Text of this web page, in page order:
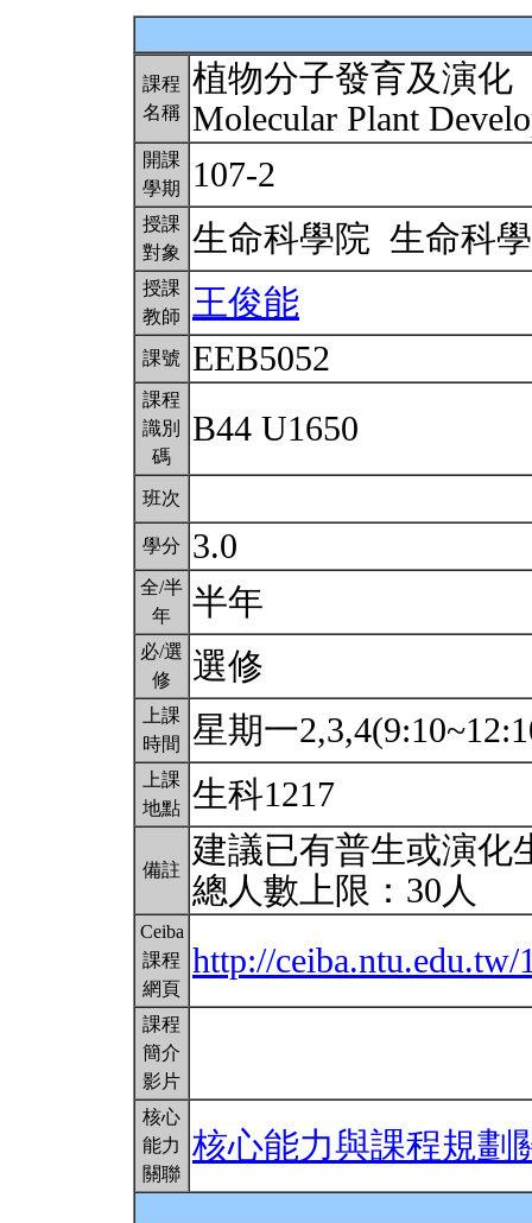
課程
名稱
植物分子發育及演化
Molecular Plant
開課
學期
107-2
授課
對象
生命科學院 生命科
授課
教師
王俊能
課號 EEB5052
課程
識別
碼
B44 U1650
班次
學分 3.0
全/半
年
半年
必/選
修
選修
上課
時間
星期一
上課
地點 生科1217
備註
建議已有普生或演化
總人數上限：30人
Ceiba
課程
網頁
http://ceiba.ntu.edu.tw/
課程
簡介
影片
核心
能力
關聯
核心能力與課程規劃